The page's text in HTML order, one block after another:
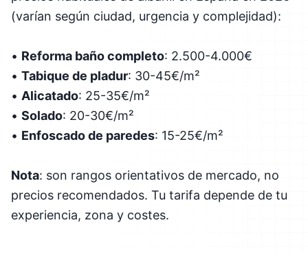
(varían según ciudad, urgencia y complejidad):
• Reforma baño completo: 2.500-4.000€
• Tabique de pladur: 30-45€/m²
• Alicatado: 25-35€/m²
• Solado: 20-30€/m²
• Enfoscado de paredes: 15-25€/m²
Nota: son rangos orientativos de mercado, no
precios recomendados. Tu tarifa depende de tu
experiencia, zona y costes.